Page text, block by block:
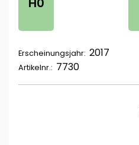
Erscheinungsjahr: 2017
Artikelnr.: 7730